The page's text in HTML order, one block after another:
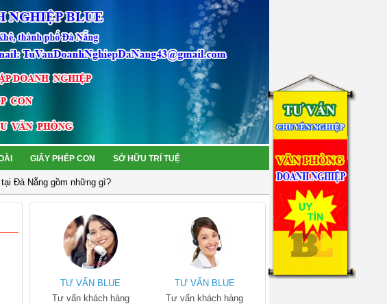
GIẤY PHÉP CON SỞ HỮU TRÍ TUỆ
Đà Nẵng gồm những gì?
TƯ VẤN BLUE
Tư vấn khách hàng
TƯ VẤN BLUE
Tư vấn khách hàng